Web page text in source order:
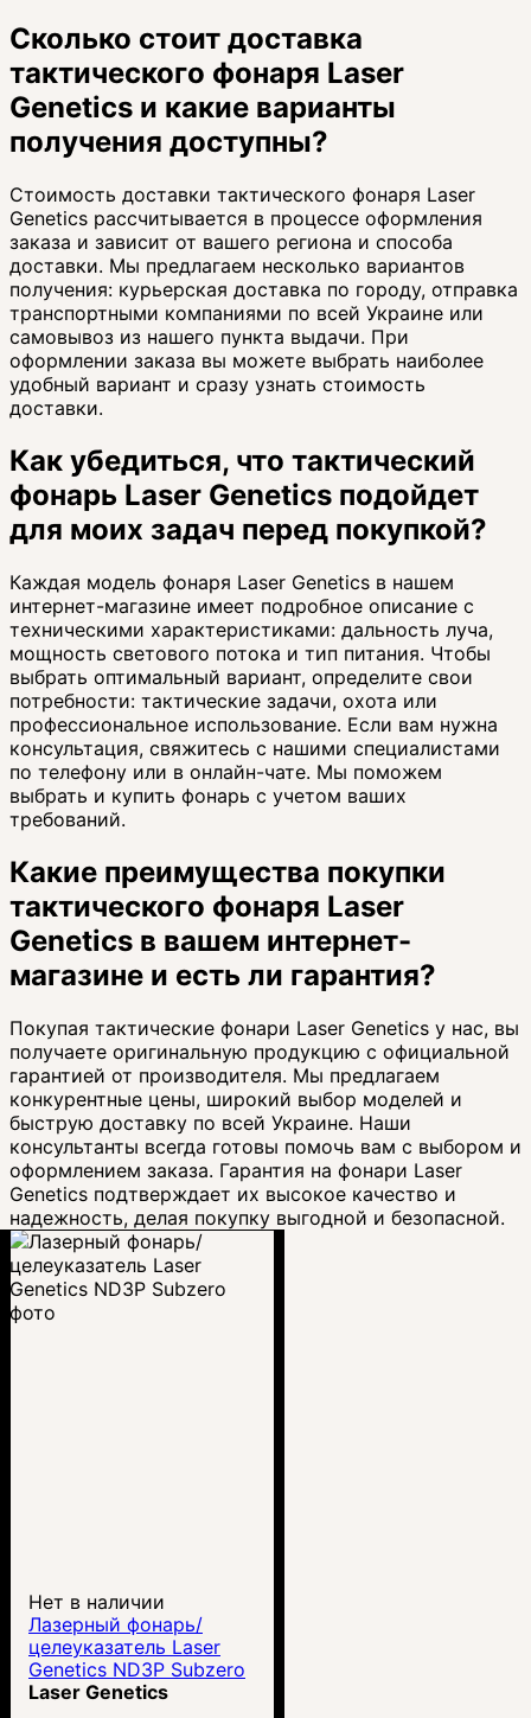
Сколько стоит доставка
тактического фонаря Laser
Genetics и какие варианты
получения доступны?
Стоимость доставки тактического фонаря Laser
Genetics рассчитывается в процессе оформления
заказа и зависит от вашего региона и способа
доставки. Мы предлагаем несколько вариантов
получения: курьерская доставка по городу, отправка
транспортными компаниями по всей Украине или
самовывоз из нашего пункта выдачи. При
оформлении заказа вы можете выбрать наиболее
удобный вариант и сразу узнать стоимость
доставки.
Как убедиться, что тактический
фонарь Laser Genetics подойдет
для моих задач перед покупкой?
Каждая модель фонаря Laser Genetics в нашем
интернет-магазине имеет подробное описание с
техническими характеристиками: дальность луча,
мощность светового потока и тип питания. Чтобы
выбрать оптимальный вариант, определите свои
потребности: тактические задачи, охота или
профессиональное использование. Если вам нужна
консультация, свяжитесь с нашими специалистами
по телефону или в онлайн-чате. Мы поможем
выбрать и купить фонарь с учетом ваших
требований.
Какие преимущества покупки
тактического фонаря Laser
Genetics в вашем интернет-
магазине и есть ли гарантия?
Покупая тактические фонари Laser Genetics у нас, вы
получаете оригинальную продукцию с официальной
гарантией от производителя. Мы предлагаем
конкурентные цены, широкий выбор моделей и
быструю доставку по всей Украине. Наши
консультанты всегда готовы помочь вам с выбором и
оформлением заказа. Гарантия на фонари Laser
Genetics подтверждает их высокое качество и
надежность, делая покупку выгодной и безопасной.
Нет в наличии
Лазерный фонарь/
целеуказатель Laser
Genetics ND3P Subzero
Laser Genetics